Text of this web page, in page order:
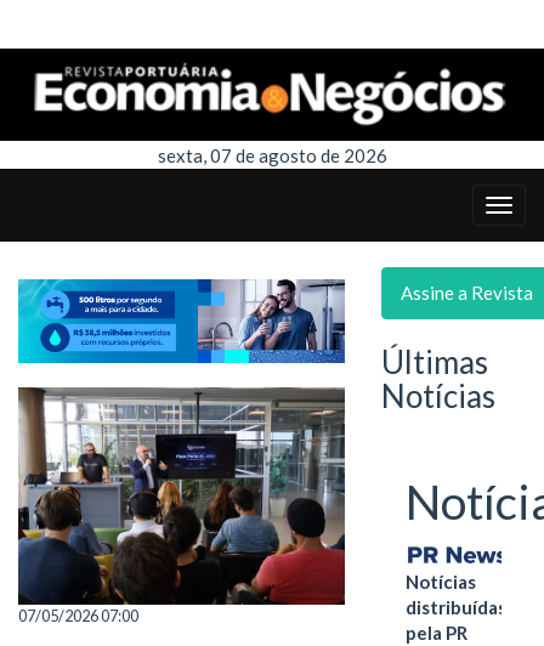
sexta, 07 de agosto de 2026
07/05/2026 07:00
Assine a Revista
Últimas
Notícias
Notícias
distribuídas
pela PR